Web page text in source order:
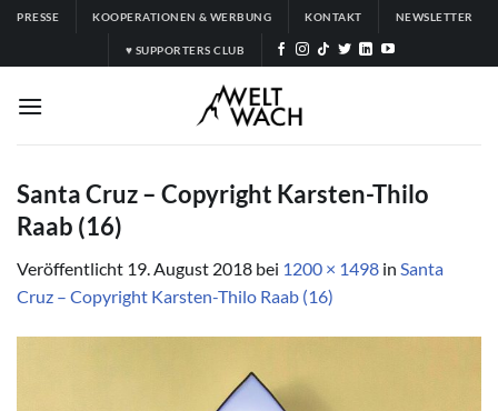
Zum
springen
PRESSE KOOPERATIONEN & WERBUNG KONTAKT NEWSLETTER
♥ SUPPORTERS CLUB
Santa Cruz – Copyright Karsten-Thilo
Raab (16)
Veröffentlicht 19. August 2018 bei 1200 × 1498 in Santa
Cruz – Copyright Karsten-Thilo Raab (16)